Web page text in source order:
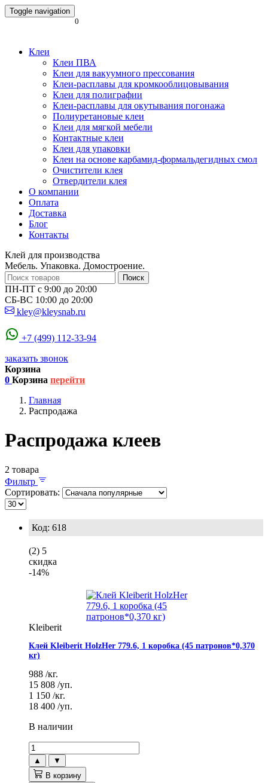
Toggle navigation
0
Клеи
Клеи ПВА
Клеи для вакуумного прессования
Клеи-расплавы для кромкооблицовывания
Клеи для полиграфии
Клеи-расплавы для окутывания погонажа
Полиуретановые клеи
Клеи для мягкой мебели
Контактные клеи
Клеи для упаковки
Клеи на основе карбамид-формальдегидных смол
Очистители клея
Отвердители клея
О компании
Оплата
Доставка
Блог
Контакты
Клей для производства
Мебель. Упаковка. Домостроение.
Поиск
ПН-ПТ с 9:00 до 20:00
СБ-ВС 10:00 до 20:00
kley@kleysnab.ru
+7 (499) 112-33-94
заказать звонок
Корзина
0 Корзина перейти
Главная
Распродажа
Распродажа клеев
2 товара
Фильтр
Сортировать:
Код: 618
(2) 5
скидка
-14%
Kleiberit
Клей Kleiberit HolzHer 779.6, 1 коробка (45 патронов*0,370
кг)
988 /кг.
15 808 /уп.
1 150 /кг.
18 400 /уп.
В наличии
▲
▼
В корзину